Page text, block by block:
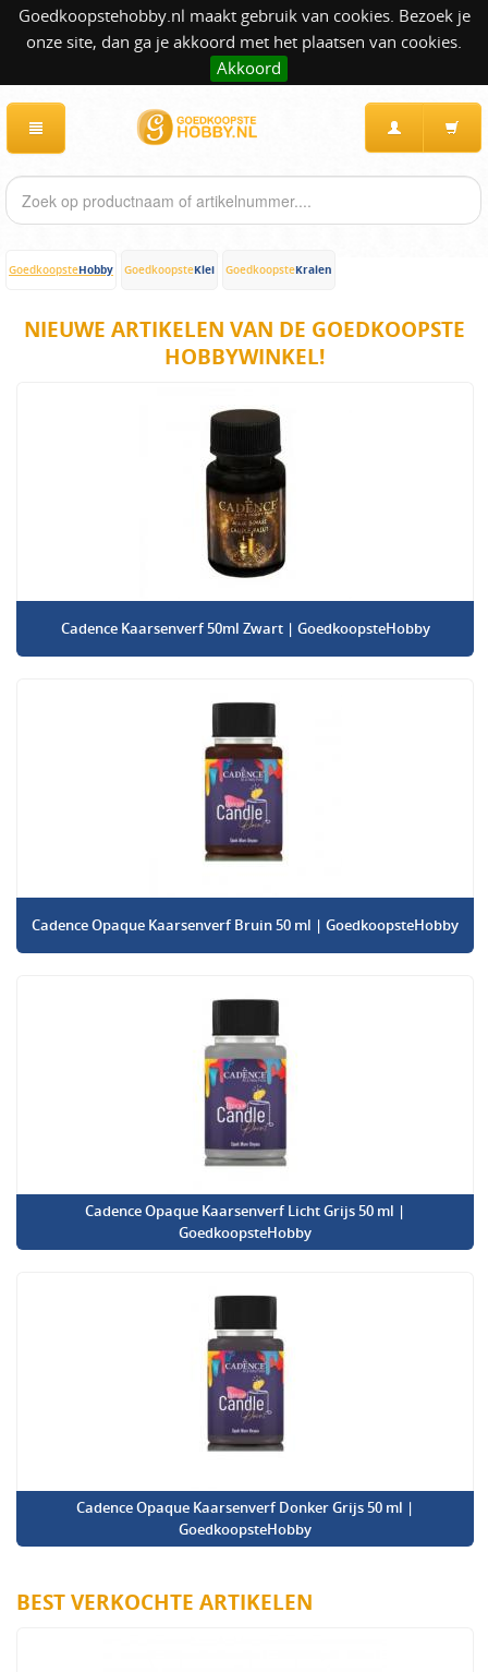
Goedkoopstehobby.nl maakt gebruik van cookies. Bezoek je
onze site, dan ga je akkoord met het plaatsen van cookies.
Akkoord
GoedkoopsteHobby GoedkoopsteKlei GoedkoopsteKralen
NIEUWE ARTIKELEN VAN DE GOEDKOOPSTE
HOBBYWINKEL!
Cadence Kaarsenverf 50ml Zwart | GoedkoopsteHobby
Cadence Opaque Kaarsenverf Bruin 50 ml | GoedkoopsteHobby
Cadence Opaque Kaarsenverf Licht Grijs 50 ml |
GoedkoopsteHobby
Cadence Opaque Kaarsenverf Donker Grijs 50 ml |
GoedkoopsteHobby
BEST VERKOCHTE ARTIKELEN